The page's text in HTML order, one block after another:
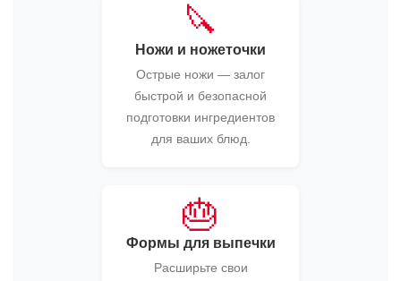
🔪
Ножи и ножеточки
Острые ножи — залог
быстрой и безопасной
подготовки ингредиентов
для ваших блюд.
🎂
Формы для выпечки
Расширьте свои